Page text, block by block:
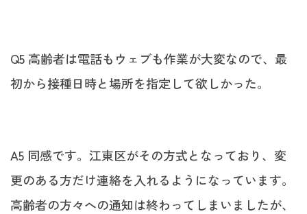
Q5 高齢者は電話もウェブも作業が大変なので、最
初から接種日時と場所を指定して欲しかった。
A5 同感です。江東区がその方式となっており、変
更のある方だけ連絡を入れるようになっています。
高齢者の方々への通知は終わってしまいましたが、